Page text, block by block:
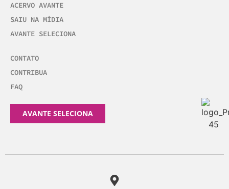
ACERVO AVANTE
SAIU NA MÍDIA
AVANTE SELECIONA
CONTATO
CONTRIBUA
FAQ
AVANTE SELECIONA